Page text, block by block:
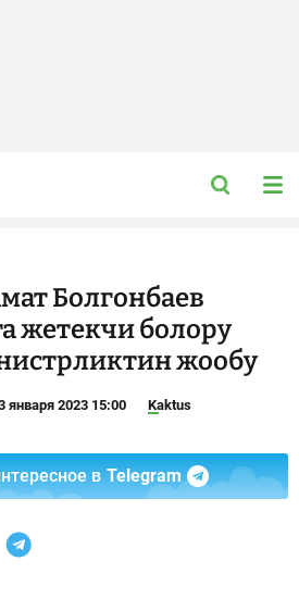
Болгонбаев
жетекчи болору
жообу
января 2023 15:00 Kaktus
в Telegram